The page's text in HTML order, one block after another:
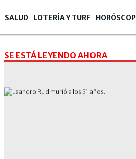
SALUD LOTERÍA Y TURF
SE ESTÁ LEYENDO AHORA